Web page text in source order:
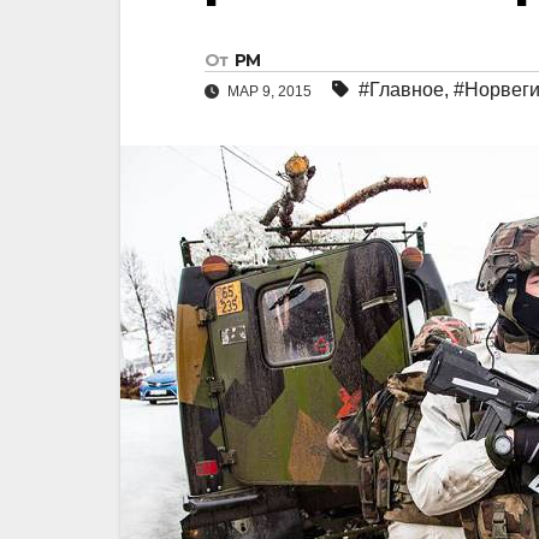
От РМ
МАР 9, 2015 #Главное,